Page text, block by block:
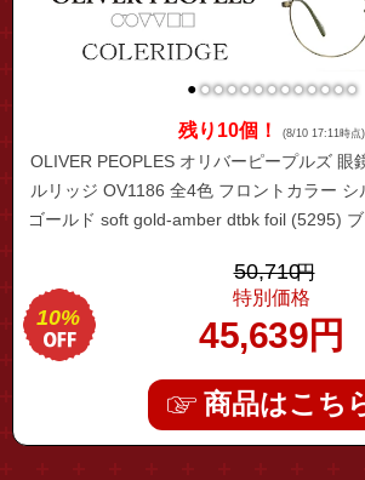
●●●●●●●●●●●●●
残り10個！ (8/10 17:11時点)
OLIVER PEOPLES オリバーピープルズ 眼
ルリッジ OV1186 全4色 フロントカラー
ゴールド soft gold-amber dtbk foil (5295)
50,710円
特別価格
45,639円
10%
商品はこち